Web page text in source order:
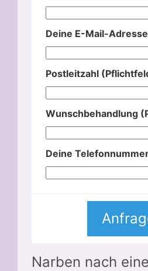
Deine E-Mail-
Postleitzahl
Wunschbehandlung
Deine
Narben nach